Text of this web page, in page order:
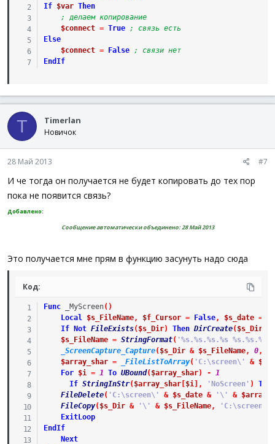
If
$var Then
; делаем копирование
$connect = True
; связь есть
Else
$connect = False
; связи нет
EndIf
T Timerlan
Новичок
28 Май 2013 #7
И че тогда он получается не будет копировать до тех пор
пока не появится связь?
Добавлено:
Сообщение автоматически объединено:28 Май 2013
Это получается мне прям в функцию засунуть надо сюда
Код:
Func _MyScreen( )
Local
$s_FileName, $f_Cursor = False, $s_date =
If
Not FileExists( $s_Dir) Then DirCreate( $s_Dir
$s_FileName = StringFormat( '%s.%s.%s.%s
_ScreenCapture_Capture( $s_Dir & $s_FileName, 0,
$array_shar = _FileListToArray( 'C:\screen\' &
For
$i = 1 To UBound( $array_shar) - 1
If StringInStr( $array_shar[ $i] , 'NoScreen' )
Then
FileDelete( 'C:\screen\' & $s_date & '\' &
FileCopy( $s_Dir & '\' & $s_FileName,
'C:\screen\'
ExitLoop
EndIf
Next